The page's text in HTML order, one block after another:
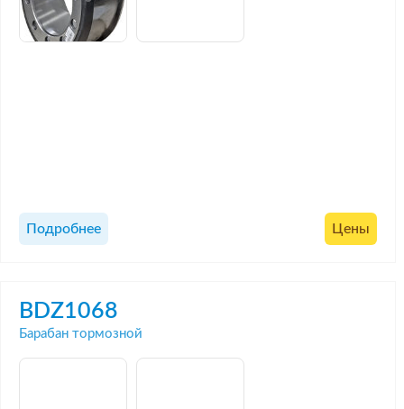
Подробнее Цены
BDZ1068
Барабан тормозной